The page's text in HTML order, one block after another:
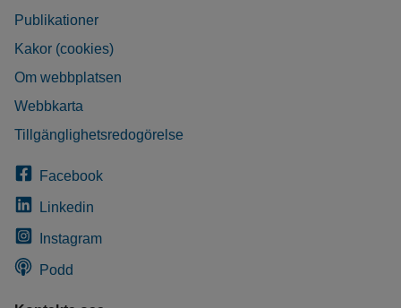
Publikationer
Kakor (cookies)
Om webbplatsen
Webbkarta
Tillgänglighetsredogörelse
Facebook
Linkedin
Instagram
Podd